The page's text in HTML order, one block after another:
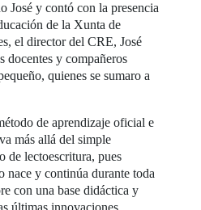
José y contó con la presencia
de la Xunta de
el director del CRE, José
y compañeros
quienes se sumaro a
de aprendizaje oficial e
más allá del simple
de lectoescritura, pues
nace y continúa durante toda
con una base didáctica y
últimas innovaciones